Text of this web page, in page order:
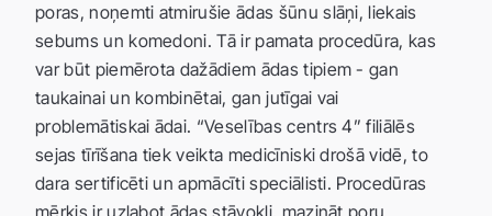
poras, noņemti atmirušie ādas šūnu slāņi, liekais
sebums un komedoni. Tā ir pamata procedūra, kas
var būt piemērota dažādiem ādas tipiem - gan
taukainai un kombinētai, gan jutīgai vai
problemātiskai ādai. “Veselības centrs 4” filiālēs
sejas tīrīšana tiek veikta medicīniski drošā vidē, to
dara sertificēti un apmācīti speciālisti. Procedūras
mērķis ir uzlabot ādas stāvokli, mazināt poru